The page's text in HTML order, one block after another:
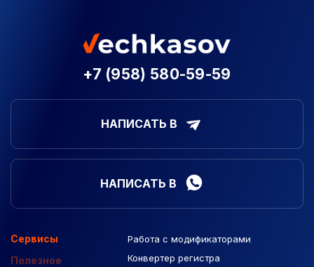
+7 (958) 580-59-59
НАПИСАТЬ В
НАПИСАТЬ В
Сервисы
Полезное
Работа с модификаторами
Конвертер регистра
Подборка сайтов
Макеты Figma
Созданные сайты
Контекстная реклама